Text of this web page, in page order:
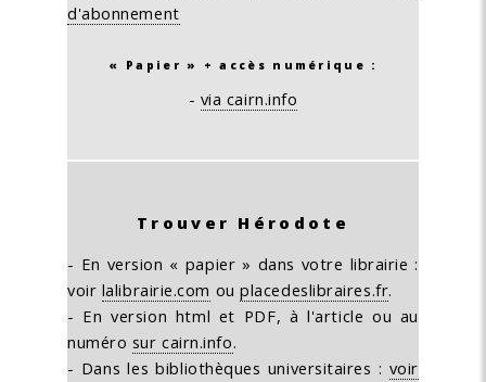
d'abonnement
« Papier » + accès numérique :
- via cairn.info
Trouver Hérodote
- En version « papier » dans votre librairie :
voir lalibrairie.com ouplacedeslibraires.fr.
- En version html et PDF, à l'article ou au
numéro sur cairn.info.
- Dans les bibliothèques universitaires : voir